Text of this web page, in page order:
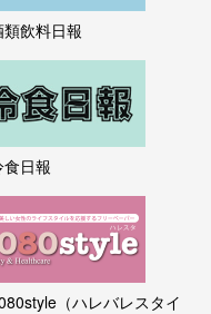
類飲料日報
食日報
（ハレバレスタイ